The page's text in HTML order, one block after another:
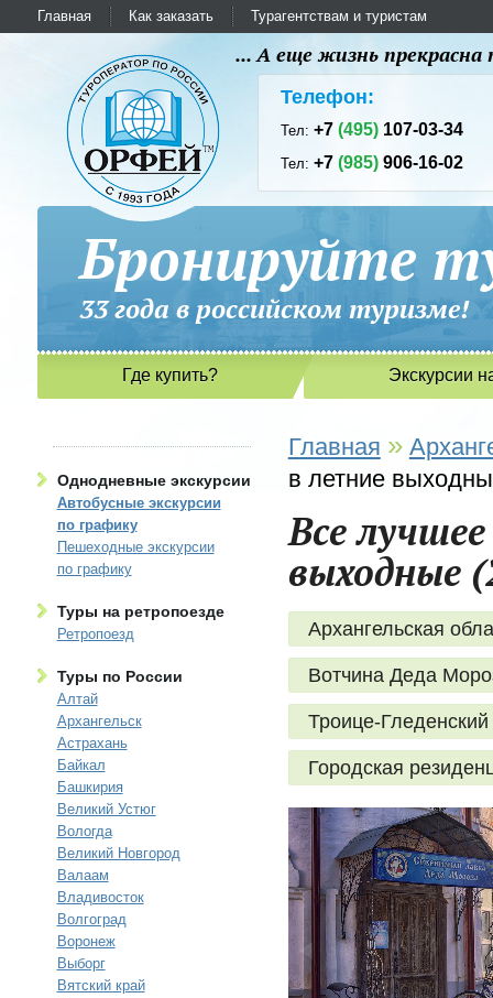
Главная Как заказать Турагентствам и туристам
... А еще жизнь
Телефон:
Тел:+7(495) 107-03-34
Тел:+7(985) 906-16-02
Бронируйте
33 года в российском
Где купить? Экскурсии
Однодневные экскурсии
Автобусные экскурсии
по графику
Пешеходные экскурсии
по графику
Туры на ретропоезде
Ретропоезд
Туры по России
Алтай
Архангельск
Астрахань
Байкал
Башкирия
Великий Устюг
Вологда
Великий Новгород
Валаам
Владивосток
Волгоград
Воронеж
Выборг
Вятский край
Главная »
в летние
Все
выходные
Архангельская
Вотчина Деда
Троице-
Городская